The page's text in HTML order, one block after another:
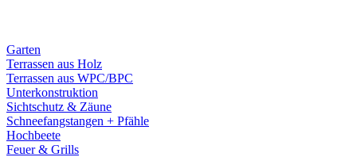
Garten
Terrassen aus Holz
Terrassen aus WPC/BPC
Unterkonstruktion
Sichtschutz & Zäune
Schneefangstangen + Pfähle
Hochbeete
Feuer & Grills